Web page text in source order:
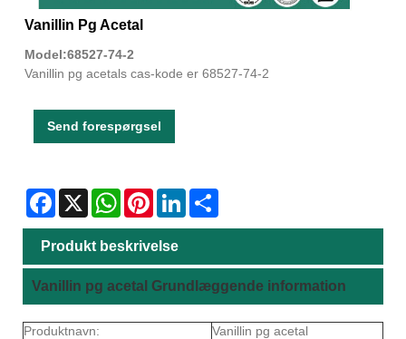
Vanillin Pg Acetal
Model:68527-74-2
Vanillin pg acetals cas-kode er 68527-74-2
Send forespørgsel
Facebook
X WhatsAppPinterestLinkedIn
Produkt beskrivelse
Vanillin pg acetal Grundlæggende information
Produktnavn:
Vanillin pg acetal